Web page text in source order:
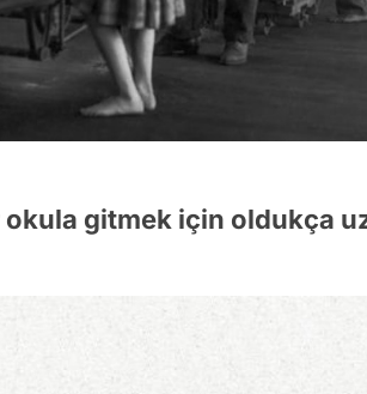
okula gitmek için oldukça